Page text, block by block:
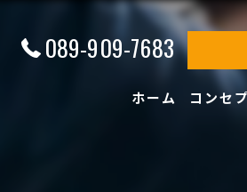
089-909-7683
ホーム コンセ